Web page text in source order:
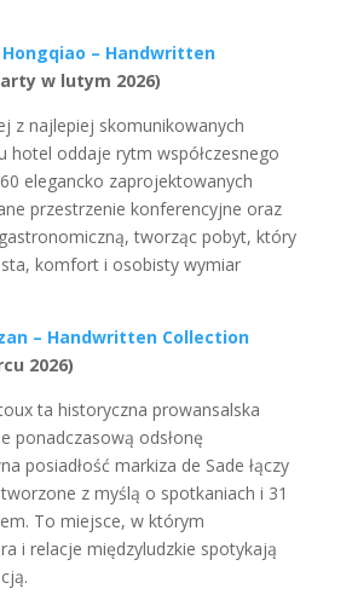
– Handwritten
w lutym 2026)
z najlepiej skomunikowanych
hotel oddaje rytm współczesnego
elegancko zaprojektowanych
przestrzenie konferencyjne oraz
tworząc pobyt, który
komfort i osobisty wymiar
– Handwritten Collection
2026)
ta historyczna prowansalska
ponadczasową odsłonę
posiadłość markiza de Sade łączy
z myślą o spotkaniach i 31
To miejsce, w którym
i relacje międzyludzkie spotykają